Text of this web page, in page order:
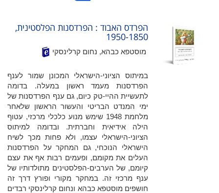
הפרדס האבוד : הפרדסנות הפלסטינית,
1950-1850
מוסטפא כבהא, נחום קרלינסקי
במיתוס הציוני-הישראלי המכונן שמור לענף
הפרדסנות מעמד ראשון במעלה. בדומה
לתעשיית ההיי-טק כיום, גם ענף הפרדסנות של
ימי המנדט הבריטי והעשור הראשון שלאחר
מלחמת 1948 שימש מנוע כלכלי מרכזי, עטוף
הילה אידיאית וחברתית. ובדומה למיתוס
הציוני-הישראלי עצמו, ולא פחות מכך לשיח
הישראלי הנוכחי, גם המחקר על הפרדסנות
העלים את מקומם, ופעמים רבות אף את עצם
קיומם, של הערבים-הפלסטינים מתולדותיו של
ענף מרכזי זה. במחקר מקורי ופורץ דרך זה
חושפים מוסטפא כבהא ונחום קרלינסקי רבדים